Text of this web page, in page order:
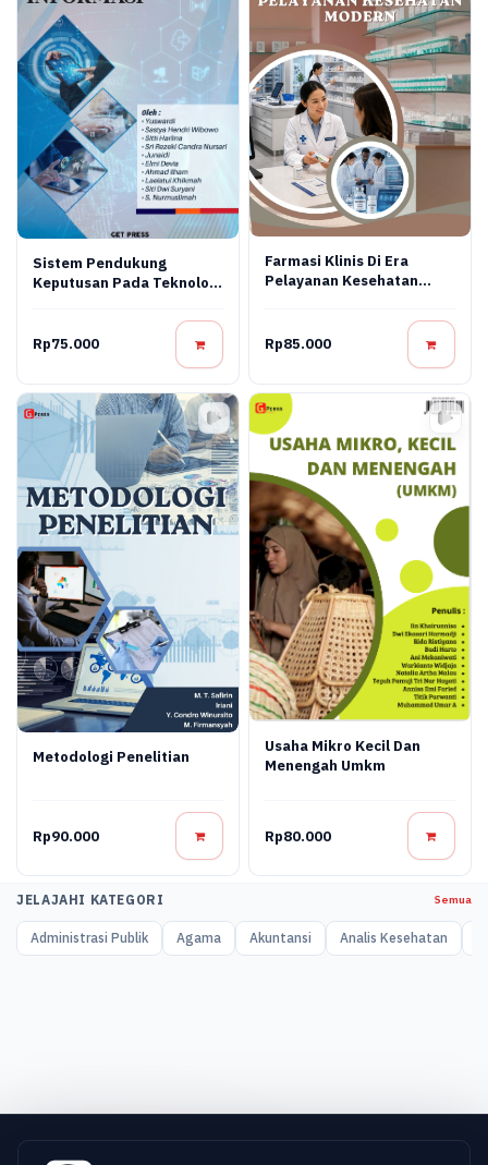
Sistem Pendukung
Keputusan Pada Teknologi
Rp75.000
Farmasi Klinis Di Era
Pelayanan Kesehatan
Rp85.000
Metodologi Penelitian
Rp90.000
Usaha Mikro Kecil Dan
Menengah Umkm
Rp80.000
JELAJAHI KATEGORI Semua
Administrasi Publik Agama Akuntansi Analis Kesehatan